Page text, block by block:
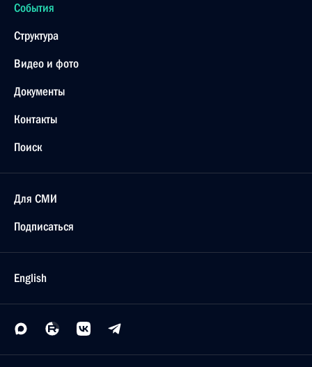
События
Структура
Видео и фото
Документы
Контакты
Поиск
Для СМИ
Подписаться
English